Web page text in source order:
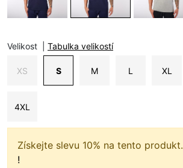
Velikost Tabulka velikostí
XS S M L XL
4XL
Získejte slevu 10% na tento produkt.
!